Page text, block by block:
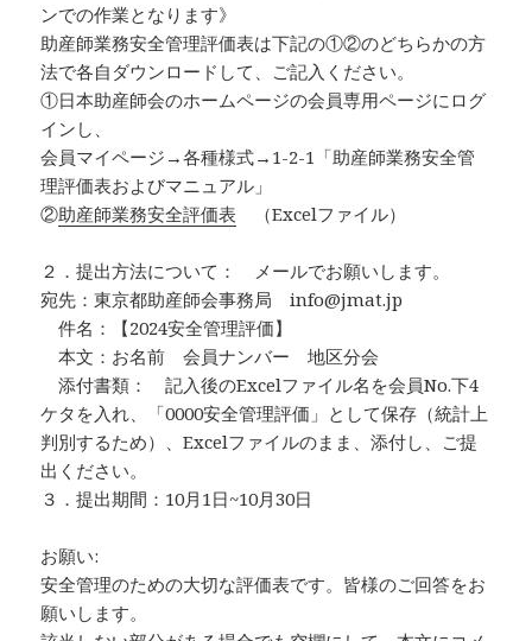
ンでの作業となります》
助産師業務安全管理評価表は下記の①②のどちらかの方
法で各自ダウンロードして、ご記入ください。
①日本助産師会のホームページの会員専用ページにログ
インし、
会員マイページ→各種様式→1-2-1「助産師業務安全管
理評価表およびマニュアル」
②助産師業務安全評価表 （Excelファイル）
２．提出方法について： メールでお願いします。
宛先：東京都助産師会事務局 info@jmat.jp
件名：【2024安全管理評価】
本文：お名前 会員ナンバー 地区分会
添付書類： 記入後のExcelファイル名を会員No.下4
ケタを入れ、「0000安全管理評価」として保存（統計上
判別するため）、Excelファイルのまま、添付し、ご提
出ください。
３．提出期間：10月1日~10月30日
お願い:
安全管理のための大切な評価表です。皆様のご回答をお
願いします。